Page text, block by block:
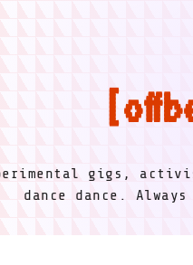
gigs,
dance dance.